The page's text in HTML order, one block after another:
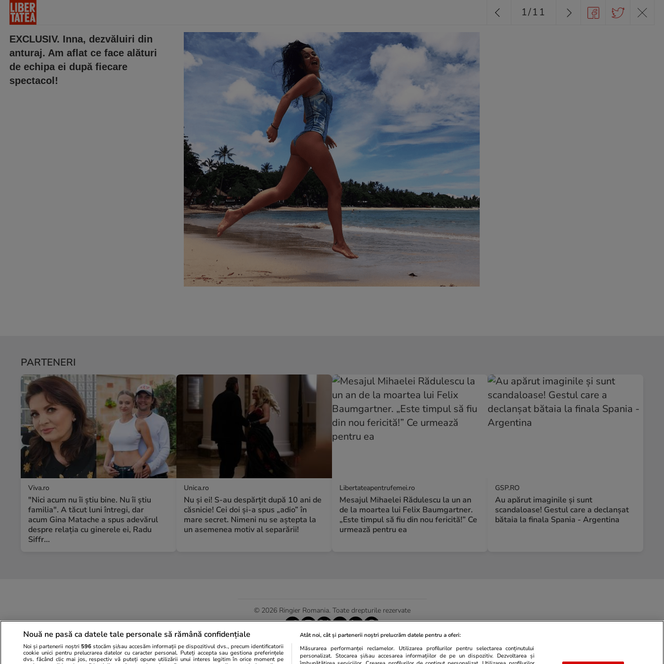
EXCLUSIV. Inna, dezvăluiri din
anturaj. Am aflat ce face alături
de echipa ei după fiecare
spectacol!
1/11
PARTENERI
Viva.ro
"Nici acum nu îi știu bine. Nu îi știu
familia". A tăcut luni întregi, dar
acum Gina Matache a spus adevărul
despre relația cu ginerele ei, Radu
Siffr...
Unica.ro
Nu și ei! S-au despărțit după 10 ani de
căsnicie! Cei doi și-a spus „adio” în
mare secret. Nimeni nu se aștepta la
un asemenea motiv al separării!
Libertateapentrufemei.ro
Mesajul Mihaelei Rădulescu la un an
de la moartea lui Felix Baumgartner.
„Este timpul să fiu din nou fericită!” Ce
urmează pentru ea
GSP.RO
Au apărut imaginile și sunt
scandaloase! Gestul care a declanșat
bătaia la finala Spania - Argentina
© 2026 Ringier Romania. Toate drepturile rezervate
Actualizare preferințe cookies
Nouă ne pasă ca datele tale personale să rămână confidențiale
Noi și partenerii noștri 596stocăm și/sau accesăm informații pe dispozitivul dvs., precum identificatorii
cookie unici pentru prelucrarea datelor cu caracter personal. Puteți accepta sau gestiona preferințele
dvs. făcând clic mai jos, respectiv vă puteți opune utilizării unui interes legitim în orice moment pe
Atât noi, cât și partenerii noștri prelucrăm datele pentru a oferi:
Măsurarea performanței reclamelor. Utilizarea profilurilor pentru selectarea conținutului
personalizat. Stocarea și/sau accesarea informațiilor de pe un dispozitiv. Dezvoltarea și